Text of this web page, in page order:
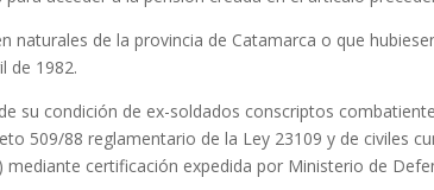
naturales de la provincia de Catamarca o que
de 1982.
su condición de ex-soldados conscriptos
509/88 reglamentario de la Ley 23109 y de civiles
mediante certificación expedida por Ministerio de